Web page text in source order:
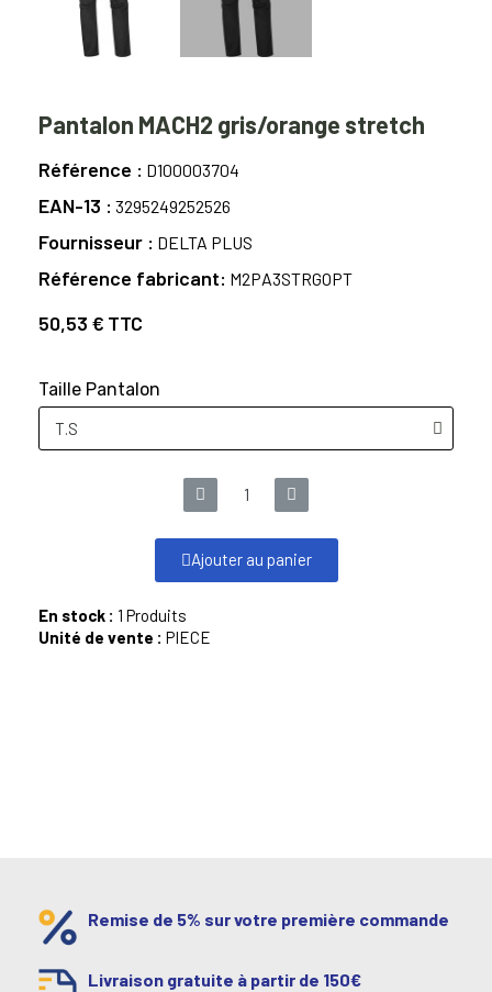
Pantalon MACH2 gris/orange stretch
Référence D100003704
EAN-13 3295249252526
Fournisseur DELTA PLUS
Référence fabricant M2PA3STRGOPT
50,53 € TTC
Taille Pantalon
Ajouter au panier
En stock : 1 Produits
Unité de vente : PIECE
Remise de 5% sur votre première commande
Livraison gratuite à partir de 150€